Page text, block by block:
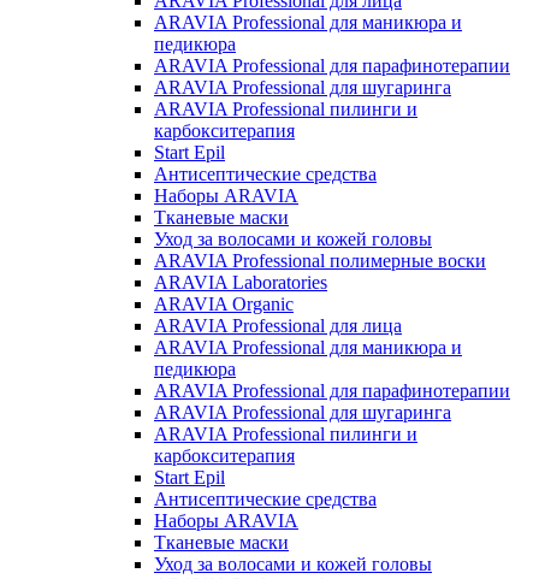
ARAVIA Professional для маникюра и
педикюра
ARAVIA Professional для парафинотерапии
ARAVIA Professional для шугаринга
ARAVIA Professional пилинги и
карбокситерапия
Start Epil
Антисептические средства
Наборы ARAVIA
Тканевые маски
Уход за волосами и кожей головы
ARAVIA Professional полимерные воски
ARAVIA Laboratories
ARAVIA Organic
ARAVIA Professional для лица
ARAVIA Professional для маникюра и
педикюра
ARAVIA Professional для парафинотерапии
ARAVIA Professional для шугаринга
ARAVIA Professional пилинги и
карбокситерапия
Start Epil
Антисептические средства
Наборы ARAVIA
Тканевые маски
Уход за волосами и кожей головы